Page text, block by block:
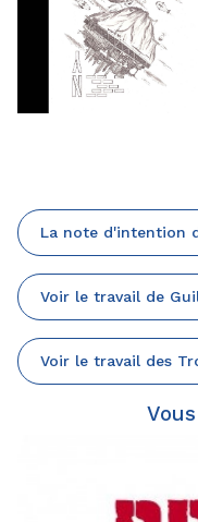
La note d'intention
Voir le travail de
Voir le travail des